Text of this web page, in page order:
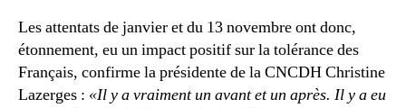
Les attentats de janvier et du 13 novembre ont donc,
étonnement, eu un impact positif sur la tolérance des
Français, confirme la présidente de la CNCDH Christine
Lazerges : «Il y a vraiment un avant et un après. Il y a eu